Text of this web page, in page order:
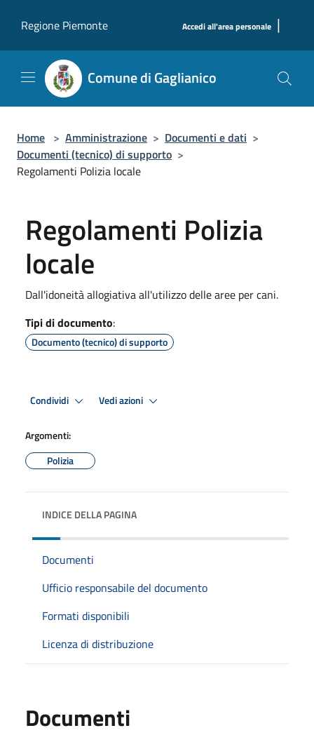
Regione Piemonte
Accedi all'area personale |
Comune di Gaglianico
Home > Amministrazione > Documenti e dati >
Documenti (tecnico) di supporto >
Regolamenti Polizia locale
Regolamenti Polizia
locale
Dall'idoneità allogiativa all'utilizzo delle aree per cani.
Tipi di documento:
Documento (tecnico) di supporto
Condividi Vedi azioni
Argomenti:
Polizia
INDICE DELLA PAGINA
Documenti
Ufficio responsabile del documento
Formati disponibili
Licenza di distribuzione
Documenti